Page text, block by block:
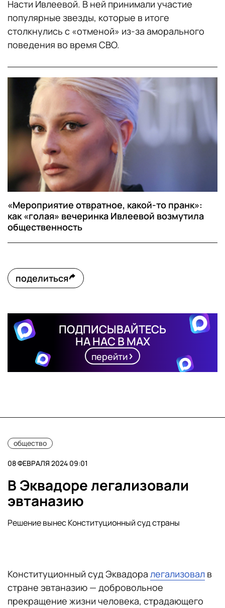
Насти Ивлеевой. В ней принимали участие
популярные звезды, которые в итоге
столкнулись с «отменой» из-за аморального
поведения во время СВО.
«Мероприятие отвратное, какой-то пранк»:
как «голая» вечеринка Ивлеевой возмутила
общественность
поделиться
ПОДПИСЫВАЙТЕСЬ
НА НАС В MAX
перейти
общество
08 ФЕВРАЛЯ 2024 09:01
В Эквадоре легализовали
эвтаназию
Решение вынес Конституционный суд страны
Конституционный суд Эквадора легализовал в
стране эвтаназию — добровольное
прекращение жизни человека, страдающего